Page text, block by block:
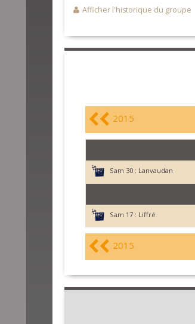
Afficher l'historique du groupe
2015
Sam 30 : Lanvaudan
Sam 17 : Liffré
2015